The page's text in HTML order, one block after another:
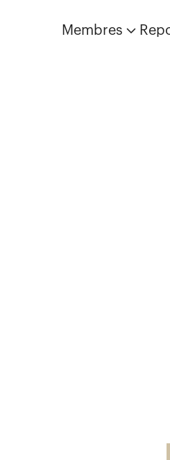
Membres